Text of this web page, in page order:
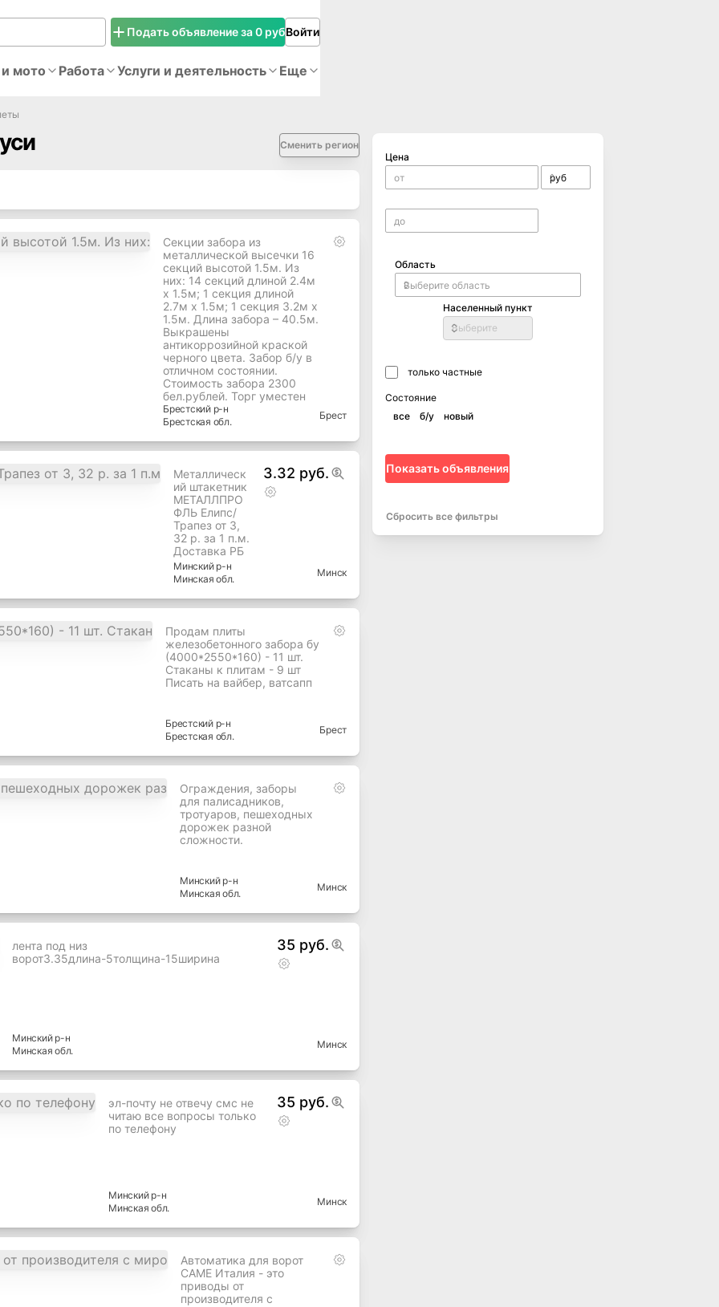
Подать объявление за 0 рубВойти
мото Работа Услуги и деятельность Еще
Сменить регион
Секции забора из
металлической высечки 16
секций высотой 1.5м. Из
них: 14 секций длиной 2.4м
х 1.5м; 1 секция длиной
2.7м х 1.5м; 1 секция 3.2м х
1.5м. Длина забора – 40.5м.
Выкрашены
антикоррозийной краской
черного цвета. Забор б/у в
отличном состоянии.
Стоимость забора 2300
бел.рублей. Торг уместен
Брестскийр-н
Брестская обл.
Брест
Металлическ
ий штакетник
МЕТАЛЛПРО
ФЛЬ Елипс/
Трапез от 3,
32 р. за 1 п.м.
Доставка РБ
3.32 руб.
Минскийр-н
Минская обл.
Минск
Продам плиты
(4000*2550*160) - 11 шт.
Стаканы к плитам - 9 шт
Писать на вайбер, ватсапп
Ограждения, заборы
для палисадников,
тротуаров, пешеходных
дорожек разной
лента под низ
35 руб.
эл-почту не отвечу смс не
по телефону
35 руб.
Цена
Область
Населенный пункт
Выберите
только частные
Состояние
все
б/у новый
Показать объявления
Сбросить все фильтры